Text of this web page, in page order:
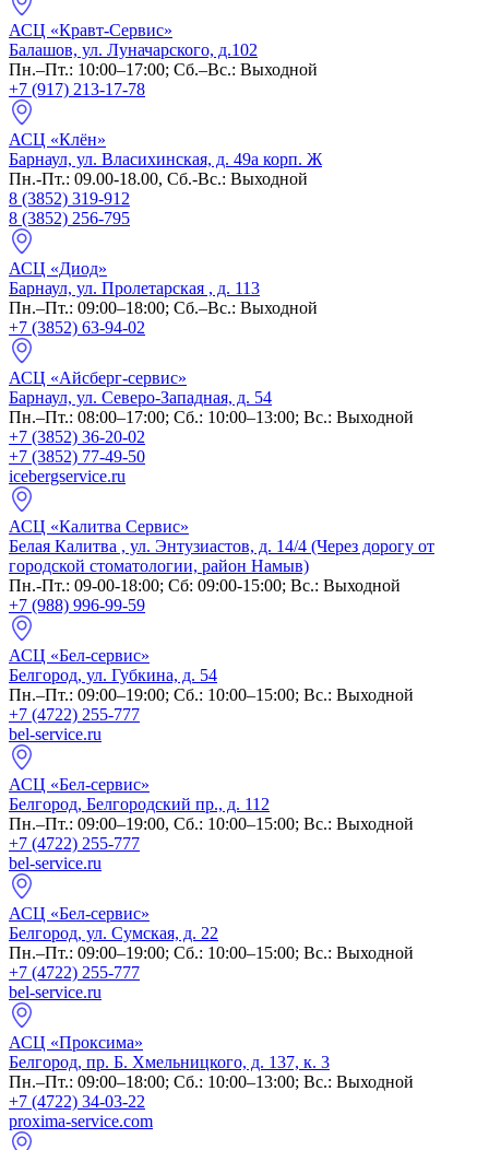
АСЦ «Кравт-Сервис»
Балашов, ул. Луначарского, д.102
Пн.–Пт.: 10:00–17:00; Сб.–Вс.: Выходной
+7 (917) 213-17-78
АСЦ «Клён»
Барнаул, ул. Власихинская, д. 49а корп. Ж
Пн.-Пт.: 09.00-18.00, Сб.-Вс.: Выходной
8 (3852) 319-912
8 (3852) 256-795
АСЦ «Диод»
Барнаул, ул. Пролетарская , д. 113
Пн.–Пт.: 09:00–18:00; Сб.–Вс.: Выходной
+7 (3852) 63-94-02
АСЦ «Айсберг-сервис»
Барнаул, ул. Северо-Западная, д. 54
Пн.–Пт.: 08:00–17:00; Сб.: 10:00–13:00; Вс.: Выходной
+7 (3852) 36-20-02
+7 (3852) 77-49-50
icebergservice.ru
АСЦ «Калитва Сервис»
Белая Калитва , ул. Энтузиастов, д. 14/4 (Через дорогу от
городской стоматологии, район Намыв)
Пн.-Пт.: 09-00-18:00; Сб: 09:00-15:00; Вс.: Выходной
+7 (988) 996-99-59
АСЦ «Бел-сервис»
Белгород, ул. Губкина, д. 54
Пн.–Пт.: 09:00–19:00; Сб.: 10:00–15:00; Вс.: Выходной
+7 (4722) 255-777
bel-service.ru
АСЦ «Бел-сервис»
Белгород, Белгородский пр., д. 112
Пн.–Пт.: 09:00–19:00, Сб.: 10:00–15:00; Вс.: Выходной
+7 (4722) 255-777
bel-service.ru
АСЦ «Бел-сервис»
Белгород, ул. Сумская, д. 22
Пн.–Пт.: 09:00–19:00; Сб.: 10:00–15:00; Вс.: Выходной
+7 (4722) 255-777
bel-service.ru
АСЦ «Проксима»
Белгород, пр. Б. Хмельницкого, д. 137, к. 3
Пн.–Пт.: 09:00–18:00; Сб.: 10:00–13:00; Вс.: Выходной
+7 (4722) 34-03-22
proxima-service.com